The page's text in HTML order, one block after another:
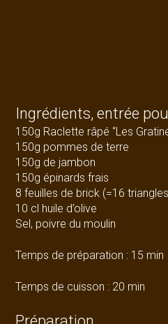
Ingrédients, entrée
150g Raclette râpé “Les
150g pommes de terre
150g de jambon
150g épinards frais
8 feuilles de brick (=16
10 cl huile d’olive
Sel, poivre du moulin
Temps de préparation : 15 min
Temps de cuisson : 20 min